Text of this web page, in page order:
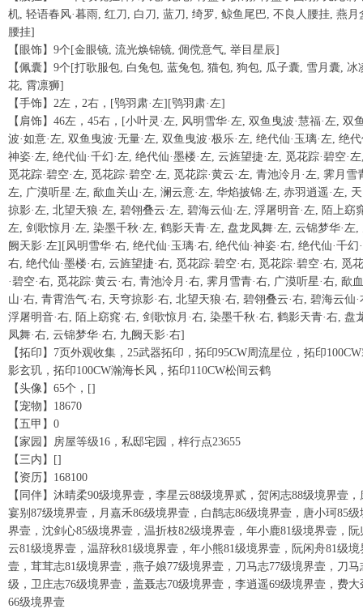
机, 轻语春风·暮雨, 红刀, 白刀, 蓝刀, 绮罗, 鲸鱼尾巴, 不良人腰挂, 燕月
腰挂]
【眼饰】9个[金眼镜, 流光焕锦镜, 倜傥意气, 举目星辰]
【佩囊】9个[打歌服包, 白兔包, 蓝兔包, 猫包, 狗包, 瓜子囊, 雪月囊, 冰
花, 霄凛狮]
【手饰】2左，2右，[鸮羽肃·左][鸮羽肃·左]
【肩饰】46左，45右，[小叶灵·左, 风明雪华·左, 双鱼曳波·慧福·左, 双
波·如意·左, 双鱼曳波·无量·左, 双鱼曳波·极乐·左, 绝代仙·玉璃·左, 绝代
神姿·左, 绝代仙·千幻·左, 绝代仙·墨楼·左, 云旌望捷·左, 觅花踪·碧空·
觅花踪·碧空·左, 觅花踪·碧空·左, 觅花踪·黄云·左, 青池泠月·左, 霁月雪
左, 广漠听星·左, 歃血关山·左, 澜云意·左, 华焰披锦·左, 赤羽逍遥·左,
掠影·左, 北望天狼·左, 碧翎叠云·左, 碧海云仙·左, 浮屠明音·左, 陌上窈
左, 剑歌惊月·左, 染墨千秋·左, 鹤影天青·左, 盘龙凤舞·左, 云锦梦华·左,
阙天影·左][风明雪华·右, 绝代仙·玉璃·右, 绝代仙·神姿·右, 绝代仙·千幻·
右, 绝代仙·墨楼·右, 云旌望捷·右, 觅花踪·碧空·右, 觅花踪·碧空·右, 觅
·碧空·右, 觅花踪·黄云·右, 青池泠月·右, 霁月雪青·右, 广漠听星·右, 歃
山·右, 青霄浩气·右, 天穹掠影·右, 北望天狼·右, 碧翎叠云·右, 碧海云仙·
浮屠明音·右, 陌上窈窕·右, 剑歌惊月·右, 染墨千秋·右, 鹤影天青·右, 盘
凤舞·右, 云锦梦华·右, 九阙天影·右]
【拓印】7页外观收集，25武器拓印，拓印95CW周流星位，拓印
影玄玑，拓印100CW瀚海长风，拓印110CW松间云鹤
【头像】65个，[]
【宠物】18670
【五甲】0
【家园】房屋等级16，私邸宅园，梓行点23655
【三内】[]
【资历】168100
【同伴】沐晴柔90级境界壹，李星云88级境界贰，贺闲志88级境界壹，
宴别87级境界壹，月嘉禾86级境界壹，白鹊志86级境界壹，唐小珂85级
界壹，沈剑心85级境界壹，温折枝82级境界壹，年小鹿81级境界壹，阮
云81级境界壹，温辞秋81级境界壹，年小熊81级境界壹，阮闲舟81级境
壹，茸茸志81级境界壹，燕子娘77级境界壹，刀马志77级境界壹，刀马
级，卫庄志76级境界壹，盖聂志70级境界壹，李逍遥69级境界壹，费大
66级境界壹